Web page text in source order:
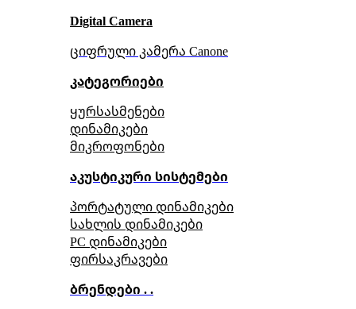
Digital Camera
ციფრული კამერა Сanone
კატეგორიები
ყურსასმენები
დინამიკები
მიკროფონები
აკუსტიკური სისტემები
პორტატული დინამიკები
სახლის დინამიკები
PC დინამიკები
ფირსაკრავები
ბრენდები . .